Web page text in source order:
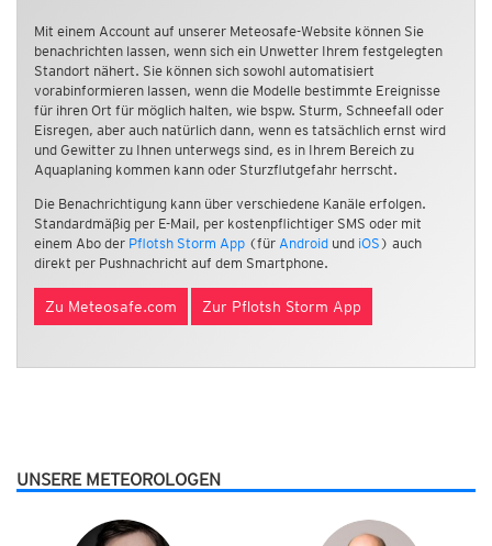
Mit einem Account auf unserer Meteosafe-Website können Sie
benachrichten lassen, wenn sich ein Unwetter Ihrem festgelegten
Standort nähert. Sie können sich sowohl automatisiert
vorabinformieren lassen, wenn die Modelle bestimmte Ereignisse
für ihren Ort für möglich halten, wie bspw. Sturm, Schneefall oder
Eisregen, aber auch natürlich dann, wenn es tatsächlich ernst wird
und Gewitter zu Ihnen unterwegs sind, es in Ihrem Bereich zu
Aquaplaning kommen kann oder Sturzflutgefahr herrscht.
Die Benachrichtigung kann über verschiedene Kanäle erfolgen.
Standardmäßig per E-Mail, per kostenpflichtiger SMS oder mit
einem Abo der Pflotsh Storm App (für Android und iOS ) auch
direkt per Pushnachricht auf dem Smartphone.
Zu Meteosafe.com Zur Pflotsh Storm App
UNSERE METEOROLOGEN